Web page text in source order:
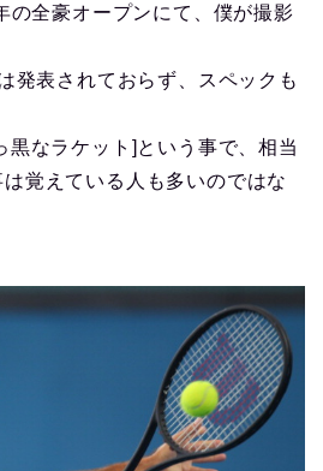
の全豪オープンにて、僕が撮影
発表されておらず、スペックも
黒なラケット]という事で、相当
覚えている人も多いのではな